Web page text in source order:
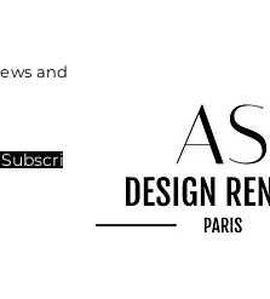
and
Subscribe